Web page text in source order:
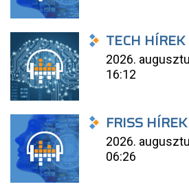
TECH HÍREK
2026.
16:12
FRISS HÍREK
2026.
06:26